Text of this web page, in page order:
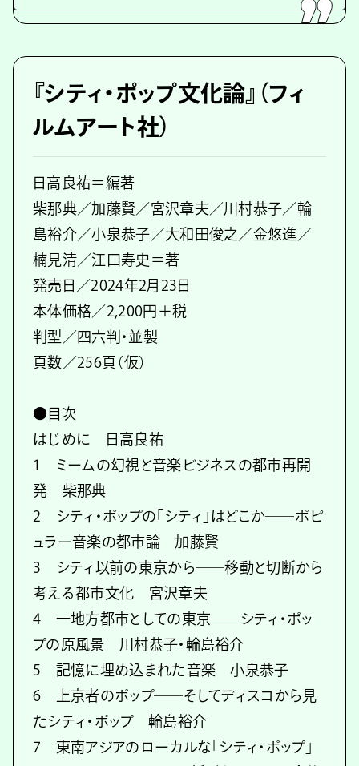
『シティ・ポップ文化論』（フィ
ルムアート社）
日高良祐＝編著
柴那典／加藤賢／宮沢章夫／川村恭子／輪
島裕介／小泉恭子／大和田俊之／金悠進／
楠見清／江口寿史＝著
発売日／2024年2月23日
本体価格／2,200円＋税
判型／四六判・並製
頁数／256頁（仮）
●目次
はじめに 日高良祐
1 ミームの幻視と音楽ビジネスの都市再開
発 柴那典
2 シティ・ポップの「シティ」はどこか──ポピ
ュラー音楽の都市論 加藤賢
3 シティ以前の東京から──移動と切断から
考える都市文化 宮沢章夫
4 一地方都市としての東京──シティ・ポッ
プの原風景 川村恭子・輪島裕介
5 記憶に埋め込まれた音楽 小泉恭子
6 上京者のポップ──そしてディスコから見
たシティ・ポップ 輪島裕介
7 東南アジアのローカルな「シティ・ポップ」